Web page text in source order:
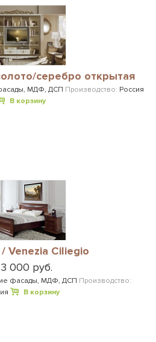
серебро открытая
МДФ, ДСП Производство: Россия
В корзину
Venezia Ciliegio
000 руб.
фасады, МДФ, ДСП Производство:
В корзину